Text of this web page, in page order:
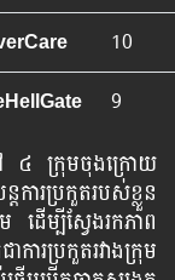
10
9
ទៅ ៤​ ក្រុម​ចុង​ក្រោយ​
ត​ការ​ប្រកួត​របស់​ខ្លួន
ដើម្បី​ស្វែង​រក​ភាព​
ប្រកួត​រវាង​ក្រុម